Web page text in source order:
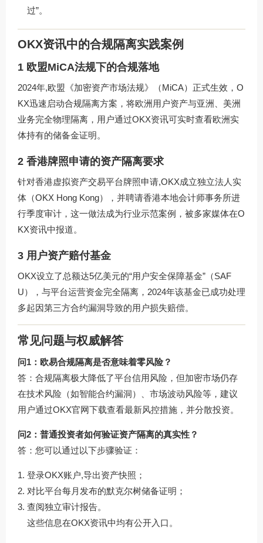
过”。
OKX资讯中的合规隔离实践案例
1 欧盟MiCA法规下的合规落地
2024年,欧盟《加密资产市场法规》（MiCA）正式生效，O
KX迅速启动合规隔离方案，将欧洲用户资产与亚洲、美洲
业务完全物理隔离，用户通过OKX资讯可实时查看欧洲实
体持有的储备金证明。
2 香港牌照申请的资产隔离要求
针对香港虚拟资产交易平台牌照申请,OKX成立独立法人实
体（OKX Hong Kong），并聘请香港本地会计师事务所进
行季度审计，这一做法成为行业示范案例，被多家媒体在O
KX资讯中报道。
3 用户资产赔付基金
OKX设立了总额达5亿美元的“用户安全保障基金”（SAF
U），与平台运营资金完全隔离，2024年该基金已成功处理
多起因第三方合约漏洞导致的用户损失赔偿。
常见问题与权威解答
问1：欧易合规隔离是否意味着零风险？
答：合规隔离极大降低了平台信用风险，但加密市场仍存
在技术风险（如智能合约漏洞）、市场波动风险等，建议
用户通过OKX官网下载查看最新风控措施，并分散投资。
问2：普通投资者如何验证资产隔离的真实性？
答：您可以通过以下步骤验证：
登录OKX账户,导出资产快照；
对比平台每月发布的默克尔树储备证明；
查阅独立审计报告。
这些信息在OKX资讯中均有公开入口。